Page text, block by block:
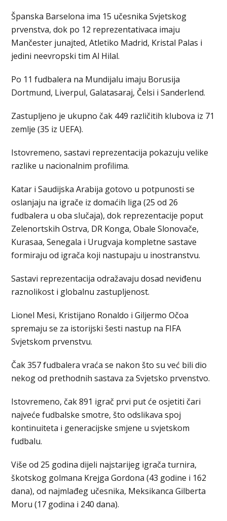
Španska Barselona ima 15 učesnika Svjetskog
prvenstva, dok po 12 reprezentativaca imaju
Mančester junajted, Atletiko Madrid, Kristal Palas i
jedini neevropski tim Al Hilal.
Po 11 fudbalera na Mundijalu imaju Borusija
Dortmund, Liverpul, Galatasaraj, Čelsi i Sanderlend.
Zastupljeno je ukupno čak 449 različitih klubova iz 71
zemlje (35 iz UEFA).
Istovremeno, sastavi reprezentacija pokazuju velike
razlike u nacionalnim profilima.
Katar i Saudijska Arabija gotovo u potpunosti se
oslanjaju na igrače iz domaćih liga (25 od 26
fudbalera u oba slučaja), dok reprezentacije poput
Zelenortskih Ostrva, DR Konga, Obale Slonovače,
Kurasaa, Senegala i Urugvaja kompletne sastave
formiraju od igrača koji nastupaju u inostranstvu.
Sastavi reprezentacija odražavaju dosad neviđenu
raznolikost i globalnu zastupljenost.
Lionel Mesi, Kristijano Ronaldo i Giljermo Očoa
spremaju se za istorijski šesti nastup na FIFA
Svjetskom prvenstvu.
Čak 357 fudbalera vraća se nakon što su već bili dio
nekog od prethodnih sastava za Svjetsko prvenstvo.
Istovremeno, čak 891 igrač prvi put će osjetiti čari
najveće fudbalske smotre, što odslikava spoj
kontinuiteta i generacijske smjene u svjetskom
fudbalu.
Više od 25 godina dijeli najstarijeg igrača turnira,
škotskog golmana Krejga Gordona (43 godine i 162
dana), od najmlađeg učesnika, Meksikanca Gilberta
Moru (17 godina i 240 dana).